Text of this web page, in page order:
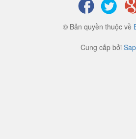
© Bản quyền thuộc về
Cung cấp bởi